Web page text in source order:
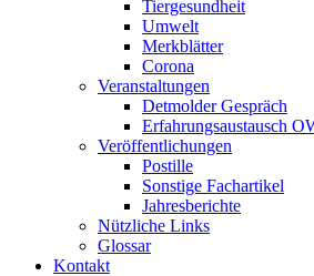
Tiergesundheit
Umwelt
Merkblätter
Corona
Veranstaltungen
Detmolder Gespräch
Erfahrungsaustausch
Veröffentlichungen
Postille
Sonstige Fachartikel
Jahresberichte
Nützliche Links
Glossar
Kontakt